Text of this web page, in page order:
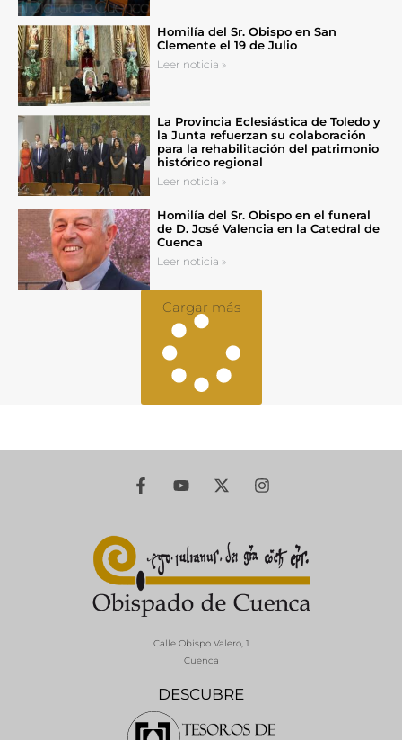
Homilía del Sr. Obispo en San
Clemente el 19 de Julio
Leer noticia »
La Provincia Eclesiástica de Toledo y
la Junta refuerzan su colaboración
para la rehabilitación del patrimonio
histórico regional
Leer noticia »
Homilía del Sr. Obispo en el funeral
de D. José Valencia en la Catedral de
Cuenca
Leer noticia »
Cargar más
DESCUBRE
Calle Obispo Valero, 1
Cuenca